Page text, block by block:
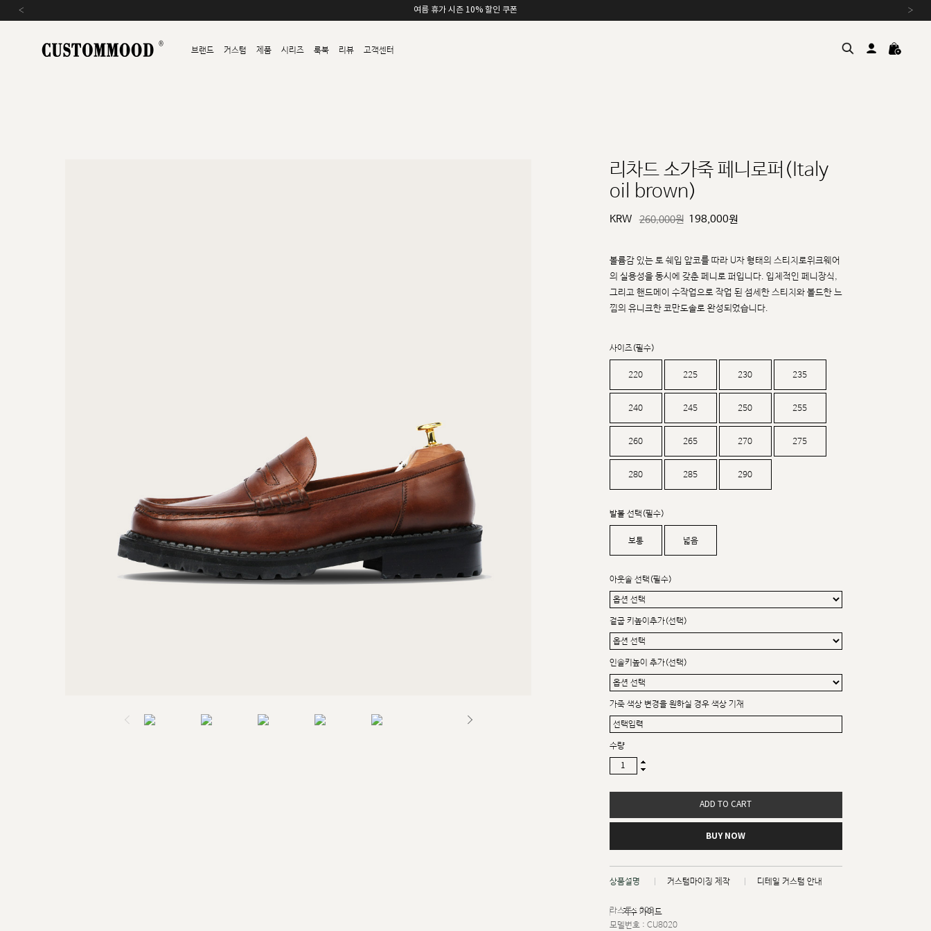
여름 휴가 시즌 10% 할인 쿠폰
‹ ›
브랜드 커스텀 제품 시리즈 룩북 리뷰 고객센터
sat,sun,holiday off
리차드 소가죽 페니로퍼(Italy
oil brown)
KRW 260,000원 198,000원
볼륨감 있는 토 쉐입 앞코를 따라 U자 형태의 스티치로위크웨어
의 실용성을 동시에 갖춘 페니로 퍼입니다. 입체적인 페니장식,
그리고 핸드메이 수작업으로 작업 된 섬세한 스티치와 볼드한 느
낌의 유니크한 코만도솔로 완성되었습니다.
사이즈(필수)
220 225 230 235
240 245 250 255
260 265 270 275
280 285 290
발볼 선택(필수)
보통 넓음
아웃솔 선택(필수)
겉굽 키높이추가(선택)
인솔키높이 추가(선택)
가죽 색상 변경을 원하실 경우 색상 기재
수량
ADD TO CART
BUY NOW
상품설명 커스텀마이징 제작 디테일 커스텀 안내
치수 가이드
라스트 : 008
모델번호 : CU8020